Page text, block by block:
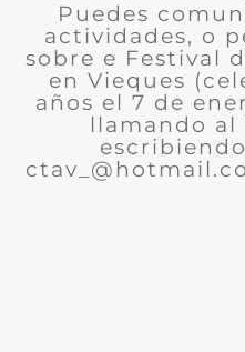
Puedes
actividades, o
sobre e Festival
en Vieques
años el 7 de
llamando al